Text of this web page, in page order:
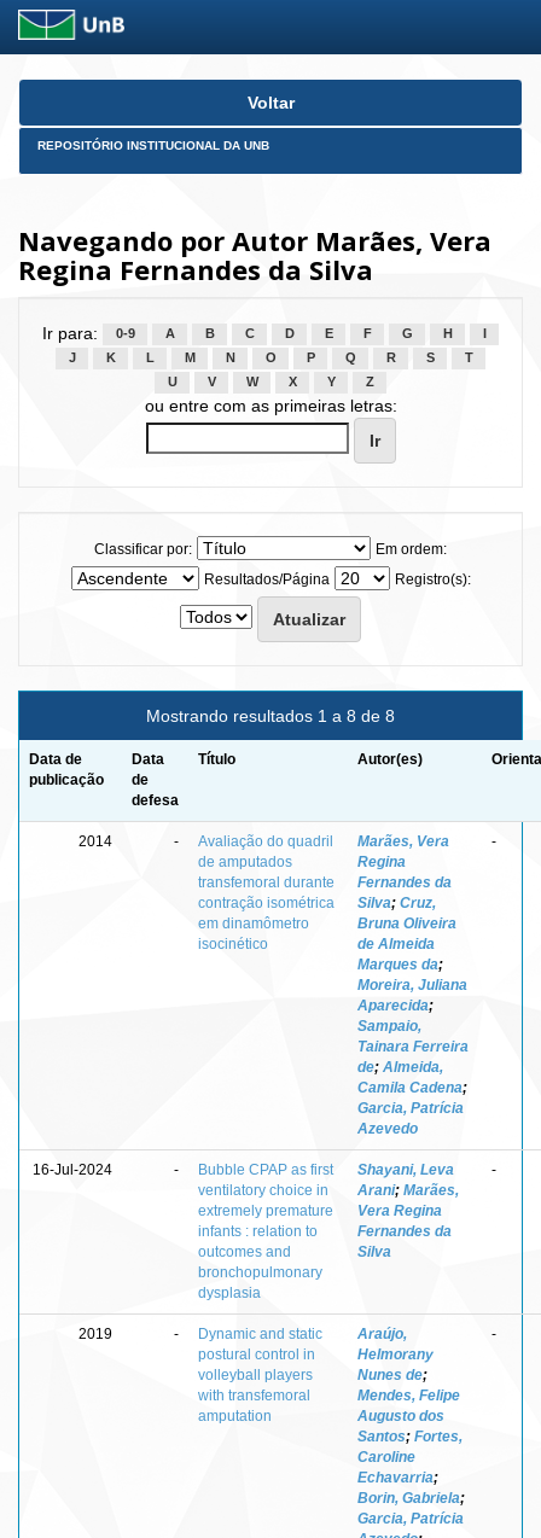
Skip
Voltar
REPOSITÓRIO INSTITUCIONAL DA UNB
Navegando por Autor Marães, Vera
Regina Fernandes da Silva
Ir para: 0-9 A B C D E F G H
J
K L M N O P Q R S
T
U
V W X Y Z
ou entre com as primeiras letras:
Classificar por:
Em ordem:
Resultados/Página
Registro(s):
Mostrando resultados 1 a 8 de 8
Data de
publicação
Data
de
defesa
Título Autor(es)
2014 -
Avaliação do quadril
de amputados
transfemoral durante
contração isométrica
em dinamômetro
isocinético
Marães, Vera
Regina
Fernandes da
Silva; Cruz,
Bruna Oliveira
de Almeida
Marques da;
Moreira, Juliana
Aparecida;
Sampaio,
Tainara Ferreira
de; Almeida,
Camila Cadena;
Garcia, Patrícia
Azevedo
-
16-Jul-2024 -
Bubble CPAP as first
ventilatory choice in
extremely premature
infants : relation to
outcomes and
bronchopulmonary
dysplasia
Shayani, Leva
Arani; Marães,
Vera Regina
Fernandes da
Silva
-
2019 -
Dynamic and static
postural control in
volleyball players
with transfemoral
amputation
Araújo,
Helmorany
Nunes de;
Mendes, Felipe
Augusto dos
Santos; Fortes,
Caroline
Echavarria;
Borin, Gabriela;
Garcia, Patrícia
-